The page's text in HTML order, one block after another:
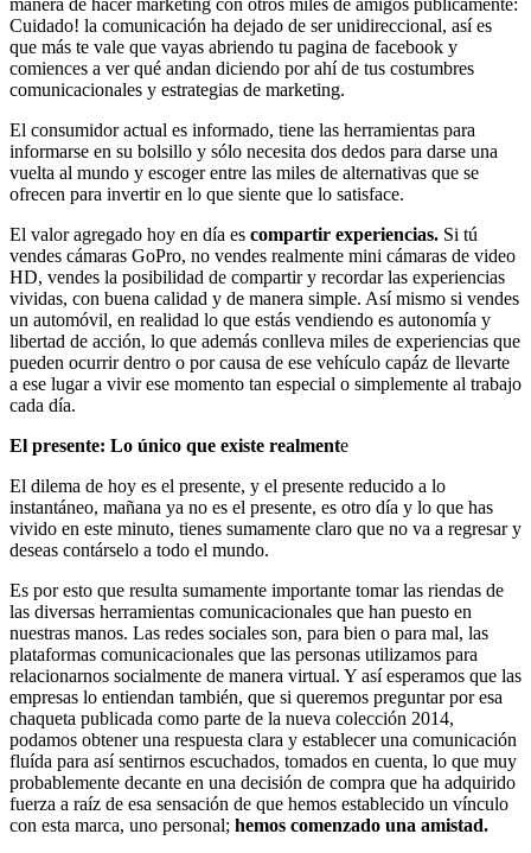
manera de hacer marketing con otros miles de amigos públicamente:
Cuidado! la comunicación ha dejado de ser unidireccional, así es
que más te vale que vayas abriendo tu pagina de facebook y
comiences a ver qué andan diciendo por ahí de tus costumbres
comunicacionales y estrategias de marketing.
El consumidor actual es informado, tiene las herramientas para
informarse en su bolsillo y sólo necesita dos dedos para darse una
vuelta al mundo y escoger entre las miles de alternativas que se
ofrecen para invertir en lo que siente que lo satisface.
El valor agregado hoy en día es compartir experiencias. Si tú
vendes cámaras GoPro, no vendes realmente mini cámaras de video
HD, vendes la posibilidad de compartir y recordar las experiencias
vividas, con buena calidad y de manera simple. Así mismo si vendes
un automóvil, en realidad lo que estás vendiendo es autonomía y
libertad de acción, lo que además conlleva miles de experiencias que
pueden ocurrir dentro o por causa de ese vehículo capáz de llevarte
a ese lugar a vivir ese momento tan especial o simplemente al trabajo
cada día.
El presente: Lo único que existe realmente
El dilema de hoy es el presente, y el presente reducido a lo
instantáneo, mañana ya no es el presente, es otro día y lo que has
vivido en este minuto, tienes sumamente claro que no va a regresar y
deseas contárselo a todo el mundo.
Es por esto que resulta sumamente importante tomar las riendas de
las diversas herramientas comunicacionales que han puesto en
nuestras manos. Las redes sociales son, para bien o para mal, las
plataformas comunicacionales que las personas utilizamos para
relacionarnos socialmente de manera virtual. Y así esperamos que las
empresas lo entiendan también, que si queremos preguntar por esa
chaqueta publicada como parte de la nueva colección 2014,
podamos obtener una respuesta clara y establecer una comunicación
fluída para así sentirnos escuchados, tomados en cuenta, lo que muy
probablemente decante en una decisión de compra que ha adquirido
fuerza a raíz de esa sensación de que hemos establecido un vínculo
con esta marca, uno personal; hemos comenzado una amistad.